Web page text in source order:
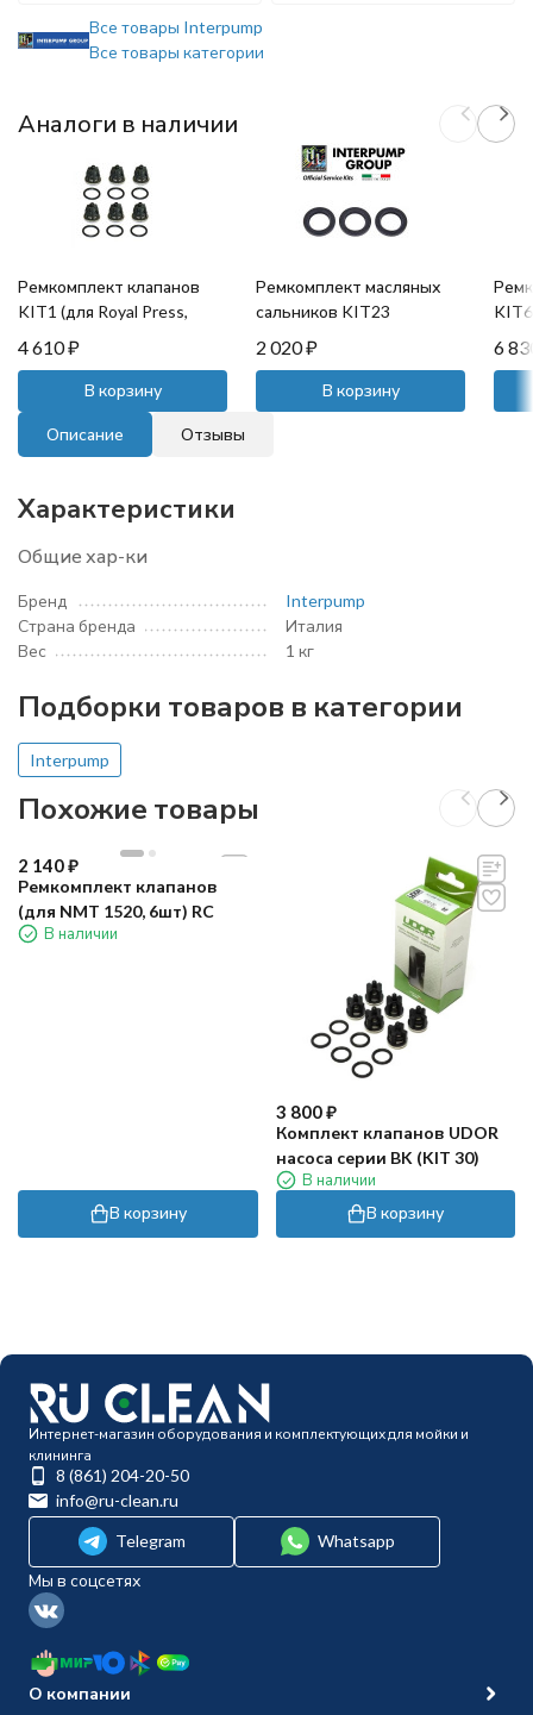
Все товары Interpump
Все товары категории
Аналоги в наличии
Ремкомплект клапанов
KIT1 (для Royal Press,
Mistral, HPS)
4 610₽
В корзину
Ремкомплект масляных
сальников KIT23
(20x30x5)
2 020₽
В корзину
6
Описание Отзывы
Характеристики
Общие хар-ки
Бренд
Interpump
Страна бренда
Италия
Вес
1 кг
Подборки товаров в категории
Interpump
Похожие товары
2 140₽
Ремкомплект клапанов
(для NMT 1520, 6шт) RC
В наличии
В корзину
3 800₽
Комплект клапанов UDOR
насоса серии BK (KIT 30)
В наличии
В корзину
Интернет-магазин оборудования и комплектующих для мойки и
клининга
8 (861) 204-20-50
info@ru-clean.ru
Telegram
Whatsapp
Мы в соцсетях
О компании